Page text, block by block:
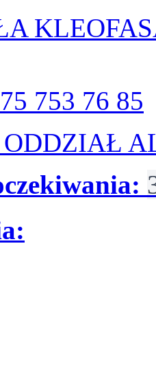
753 76 85
ODDZIAŁ